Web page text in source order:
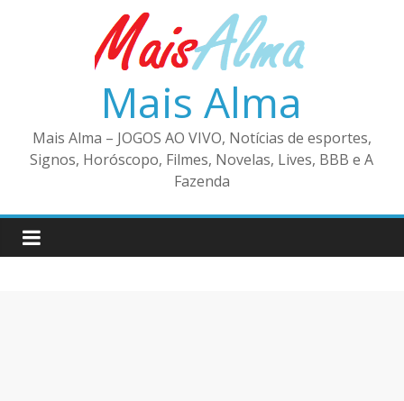
Mais Alma
Mais Alma – JOGOS AO VIVO, Notícias de esportes,
Signos, Horóscopo, Filmes, Novelas, Lives, BBB e A
Fazenda